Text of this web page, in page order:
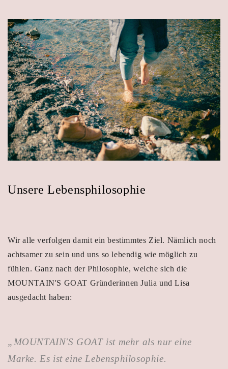
Unsere Lebensphilosophie
Wir alle verfolgen damit ein bestimmtes Ziel. Nämlich noch
achtsamer zu sein und uns so lebendig wie möglich zu
fühlen. Ganz nach der Philosophie, welche sich die
MOUNTAIN'S GOAT Gründerinnen Julia und Lisa
ausgedacht haben:
„MOUNTAIN'S GOAT ist mehr als nur eine
Marke. Es ist eine Lebensphilosophie.